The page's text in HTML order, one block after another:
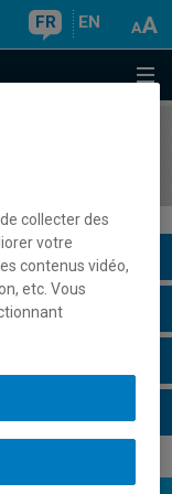
FR EN
collecter des
votre
contenus vidéo,
etc. Vous